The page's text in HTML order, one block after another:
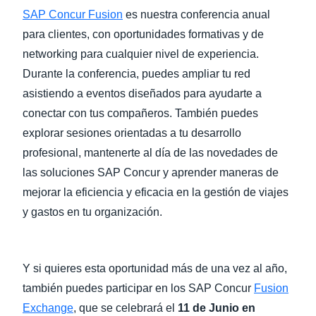
SAP Concur Fusion es nuestra conferencia anual
para clientes, con oportunidades formativas y de
networking para cualquier nivel de experiencia.
Durante la conferencia, puedes ampliar tu red
asistiendo a eventos diseñados para ayudarte a
conectar con tus compañeros. También puedes
explorar sesiones orientadas a tu desarrollo
profesional, mantenerte al día de las novedades de
las soluciones SAP Concur y aprender maneras de
mejorar la eficiencia y eficacia en la gestión de viajes
y gastos en tu organización.
Y si quieres esta oportunidad más de una vez al año,
también puedes participar en los SAP Concur Fusion
Exchange, que se celebrará el 11 de Junio en